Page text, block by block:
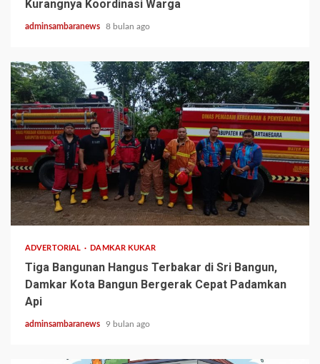
Kurangnya Koordinasi Warga
adminsambaranews 8 bulan ago
1 min read
ADVERTORIAL DAMKAR KUKAR
Tiga Bangunan Hangus Terbakar di Sri Bangun,
Damkar Kota Bangun Bergerak Cepat Padamkan
Api
adminsambaranews 9 bulan ago